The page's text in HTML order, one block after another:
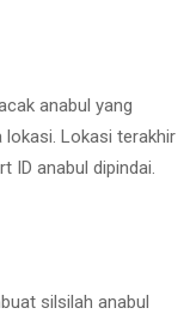
anabul yang
lokasi. Lokasi terakhir
ID anabul dipindai.
silsilah anabul